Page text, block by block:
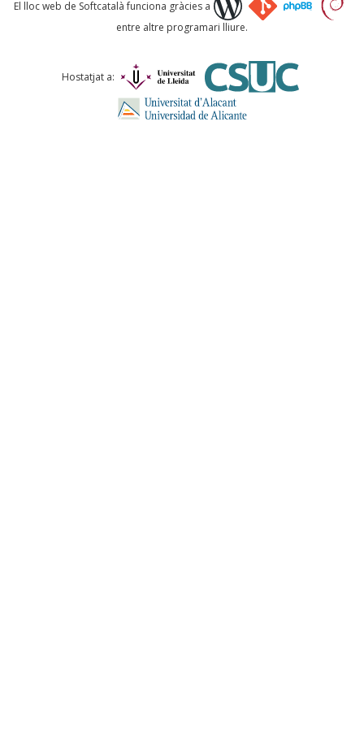
Comentari *
El lloc web de Softcatalà funciona gràcies a
entre altre programari lliure.
Hostatjat a: